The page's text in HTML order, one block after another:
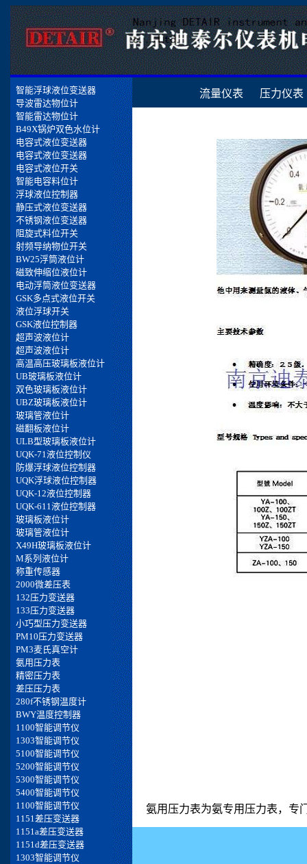
流量仪表 压力仪表
氨用压力表为氨专用压力表，专